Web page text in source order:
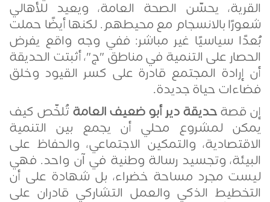
القرية، يحسّن الصحة العامة، ويعيد للأهالي
شعورًا بالانسجام مع محيطهم. لكنها أيضًا حملت
بُعدًا سياسيًا غير مباشر: ففي وجه واقع يفرض
الحصار على التنمية في مناطق "ج"، أثبتت الحديقة
أن إرادة المجتمع قادرة على كسر القيود وخلق
فضاءات حياة جديدة.
إن قصة حديقة دير أبو ضعيف العامة تُلخّص كيف
يمكن لمشروع محلي أن يجمع بين التنمية
الاقتصادية، والتمكين الاجتماعي، والحفاظ على
البيئة، وتجسيد رسالة وطنية في آن واحد. فهي
ليست مجرد مساحة خضراء، بل شهادة على أن
التخطيط الذكي والعمل التشاركي قادران على